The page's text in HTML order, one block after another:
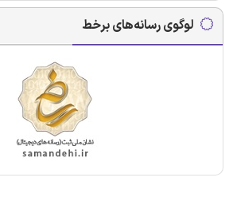
لوگوی رسانه‌های برخط